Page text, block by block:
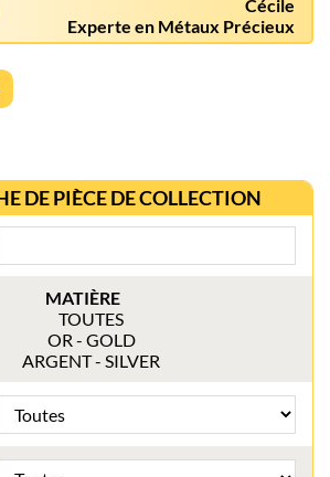
Cécile
Experte en Métaux Précieux
DE PIÈCE DE COLLECTION
MATIÈRE
TOUTES
OR - GOLD
ARGENT - SILVER